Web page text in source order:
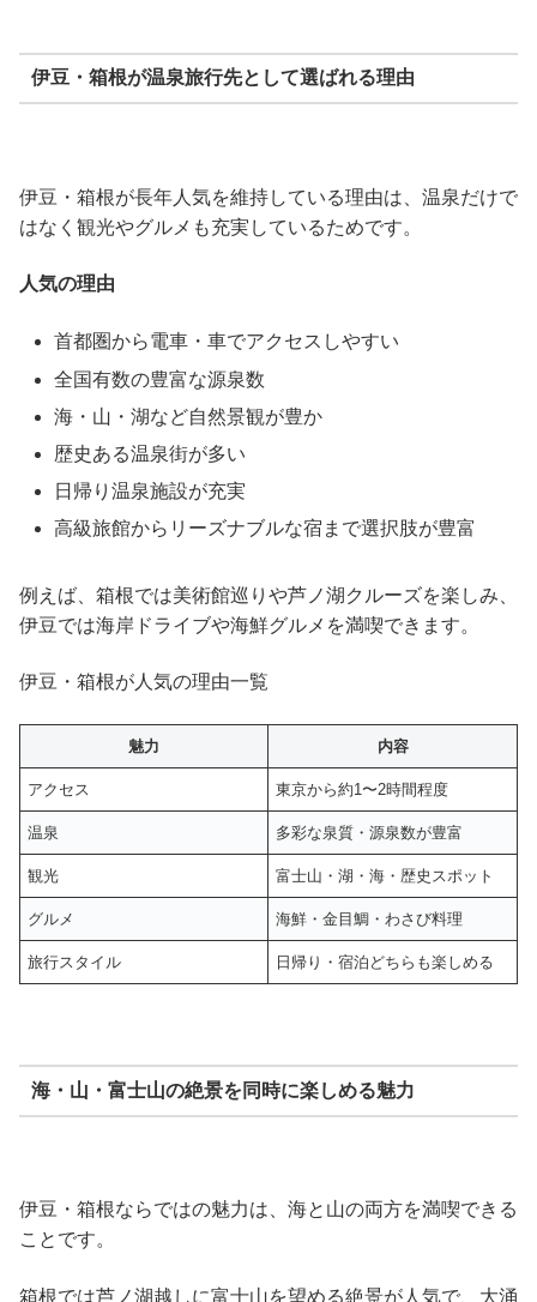
伊豆・箱根が温泉旅行先として選ばれる理由
伊豆・箱根が長年人気を維持している理由は、温泉だけで
はなく観光やグルメも充実しているためです。
人気の理由
首都圏から電車・車でアクセスしやすい
全国有数の豊富な源泉数
海・山・湖など自然景観が豊か
歴史ある温泉街が多い
日帰り温泉施設が充実
高級旅館からリーズナブルな宿まで選択肢が豊富
例えば、箱根では美術館巡りや芦ノ湖クルーズを楽しみ、
伊豆では海岸ドライブや海鮮グルメを満喫できます。
伊豆・箱根が人気の理由一覧
魅力 内容
アクセス 東京から約1〜2時間程度
温泉 多彩な泉質・源泉数が豊富
観光 富士山・湖・海・歴史スポット
グルメ 海鮮・金目鯛・わさび料理
旅行スタイル 日帰り・宿泊どちらも楽しめる
海・山・富士山の絶景を同時に楽しめる魅力
伊豆・箱根ならではの魅力は、海と山の両方を満喫できる
ことです。
箱根では芦ノ湖越しに富士山を望める絶景が人気で、大涌